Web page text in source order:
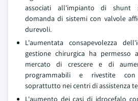
associati all'impianto di shunt
domanda di sistemi con valvole
durevoli.
L'aumentata consapevolezza
gestione chirurgica ha permesso
mercato di crescere e di
programmabili e rivestite
soprattutto nei centri di assistenza
L'aumento dei casi di idrocefalo